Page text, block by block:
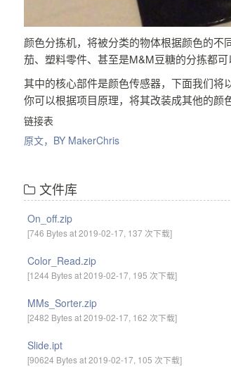
颜色分拣机，将被分类的物体根据颜色的
茄、塑料零件、甚至是M&M豆糖的分拣都可
其中的核心部件是颜色传感器，下面我们将
你可以根据项目原理，将其改装成其他的颜
链接表
原文，BY MakerChris
文件库
On_off.zip
[746 Bytes at 2019-02-17, 137 次下载]
Color_Read.zip
[1244 Bytes at 2019-02-17, 195 次下载]
MMs_Sorter.zip
[2482 Bytes at 2019-02-17, 162 次下载]
Slide.ipt
[90624 Bytes at 2019-02-17, 105 次下载]